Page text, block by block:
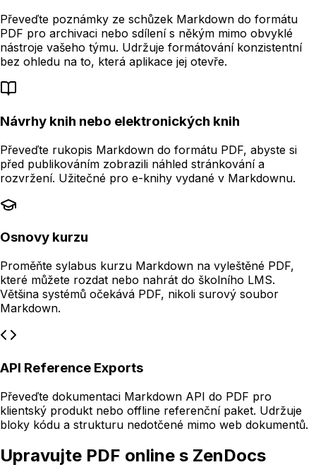
Převeďte poznámky ze schůzek Markdown do formátu
PDF pro archivaci nebo sdílení s někým mimo obvyklé
nástroje vašeho týmu. Udržuje formátování konzistentní
bez ohledu na to, která aplikace jej otevře.
Návrhy knih nebo elektronických knih
Převeďte rukopis Markdown do formátu PDF, abyste si
před publikováním zobrazili náhled stránkování a
rozvržení. Užitečné pro e-knihy vydané v Markdownu.
Osnovy kurzu
Proměňte sylabus kurzu Markdown na vyleštěné PDF,
které můžete rozdat nebo nahrát do školního LMS.
Většina systémů očekává PDF, nikoli surový soubor
Markdown.
API Reference Exports
Převeďte dokumentaci Markdown API do PDF pro
klientský produkt nebo offline referenční paket. Udržuje
bloky kódu a strukturu nedotčené mimo web dokumentů.
Upravujte PDF online s ZenDocs